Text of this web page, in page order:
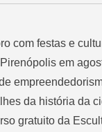
com festas e
em
da história da
gratuito da